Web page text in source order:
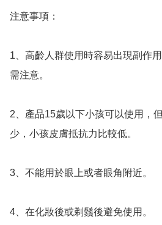
注意事項：
1、高齡人群使用時容易出現副作
需注意。
2、產品15歲以下小孩可以使用，
少，小孩皮膚抵抗力比較低。
3、不能用於眼上或者眼角附近。
4、在化妝後或剃鬚後避免使用。